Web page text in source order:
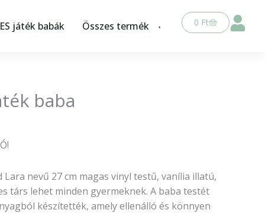
játék babák Összes termék 0 FtKosár
baba
Lara nevű 27 cm magas vinyl testű, vanília illatú,
társ lehet minden gyermeknek. A baba testét
készítették, amely ellenálló és könnyen